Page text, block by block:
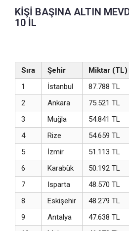
KİŞİ BAŞINA ALTIN
10 İL
Sıra Şehir
Miktar (TL)
1
İstanbul
87.788 TL
2
Ankara
75.521 TL
3
Muğla
54.841 TL
4
Rize
54.659 TL
5
İzmir
51.113 TL
6
Karabük
50.192 TL
7
Isparta
48.570 TL
8
Eskişehir
48.279 TL
9
Antalya
47.638 TL